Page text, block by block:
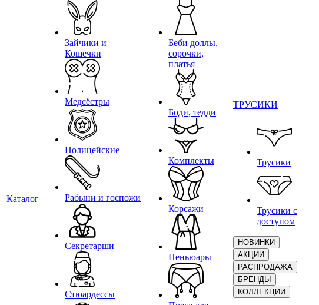
Каталог
Зайчики и
Кошечки
Медсёстры
Полицейские
Рабыни и госпожи
Секретарши
Стюардессы
Беби доллы,
сорочки,
платья
Боди, тедди
Комплекты
Корсажи
Пеньюары
ТРУСИКИ
Трусики
Трусики с
доступом
НОВИНКИ
АКЦИИ
РАСПРОДАЖА
БРЕНДЫ
КОЛЛЕКЦИИ